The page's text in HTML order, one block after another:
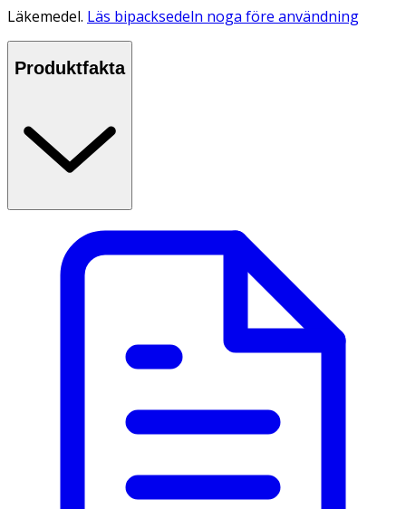
Läkemedel. Läs bipacksedeln noga före användning
Produktfakta